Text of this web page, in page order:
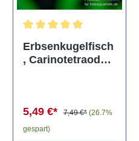
Erbsenkugelfisch
, Carinotetraodon
5,49 €* 7,49 €* (26.7%
gespart)